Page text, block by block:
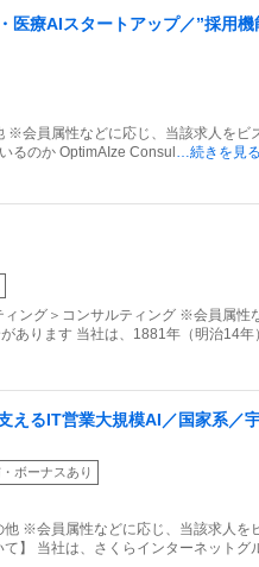
医療AIスタートアップ／”採用
※会員属性などに応じ、当該求人をビ
るのか OptimAIze Consul …続きを見る
ィング＞コンサルティング ※会員属性
あります 当社は、1881年（明治14年）
えるIT営業大規模AI／国家系／
りさくらインターネットGリモ
ボーナスあり
他 ※会員属性などに応じ、当該求人を
】 当社は、さくらインターネットグ